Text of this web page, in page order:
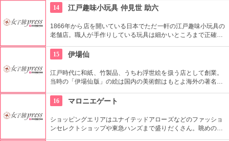
めるので、粋な雑貨を探すのが楽しくなりそう。
14 江戸趣味小玩具 仲見世 助六
1866年から店を開いている日本でただ一軒の江戸趣味小玩具の
老舗店。職人が手作りしている玩具は細かいところまで正確に
15
伊場仙
江戸時代に和紙、竹製品、うちわ浮世絵を扱う店として創業。
当時の「伊場仙版」の絵は国内の美術館はもとよ海外の著名美
などを取り扱っている。
16 マロニエゲート
ショッピングエリアはユナイテッドアローズなどのファッショ
ンセレクトショップや東急ハンズまで盛りだくさん。眺めの良